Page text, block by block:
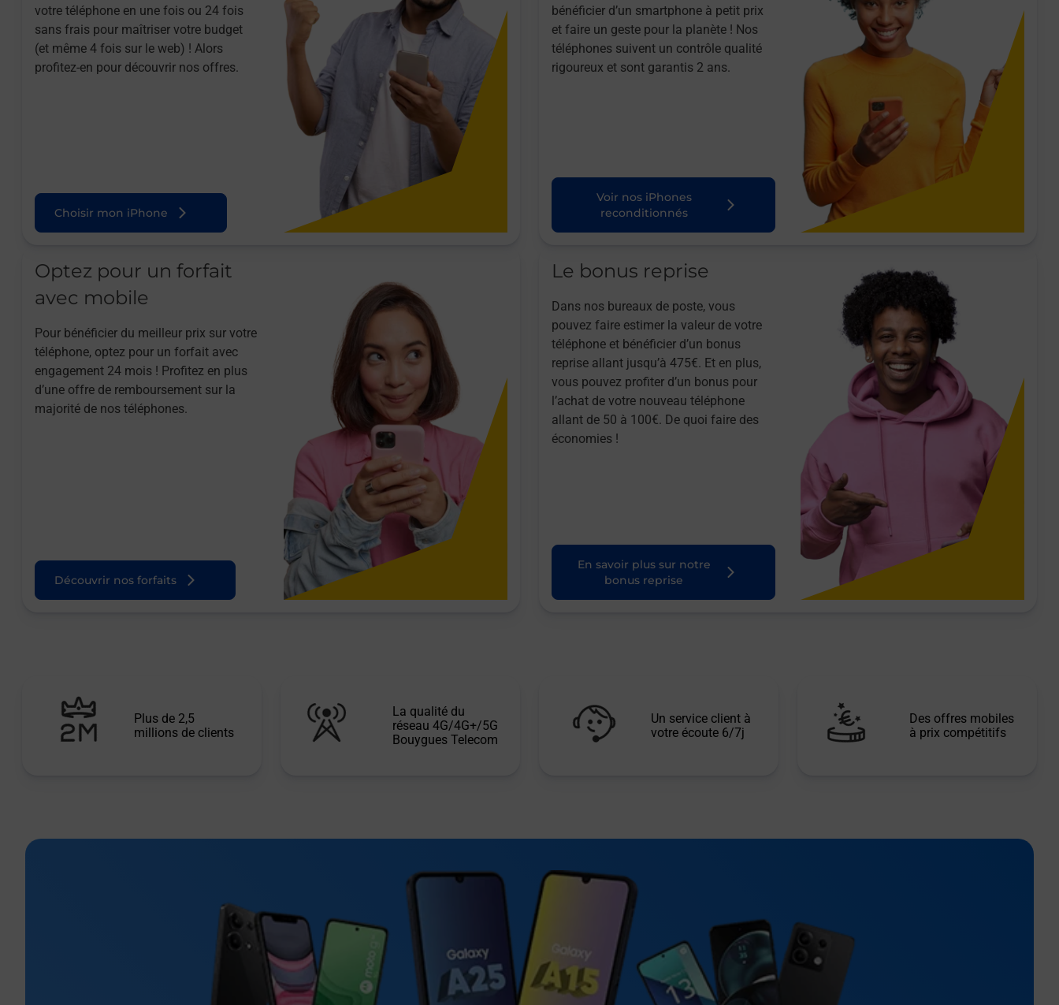
votre téléphone en une fois ou 24 fois
sans frais pour maîtriser votre budget
(et même 4 fois sur le web) ! Alors
profitez-en pour découvrir nos offres.
Choisir mon iPhone
bénéficier d’un smartphone à petit prix
et faire un geste pour la planète ! Nos
téléphones suivent un contrôle qualité
rigoureux et sont garantis 2 ans.
Voir nos iPhones
reconditionnés
Optez pour un forfait
avec mobile
Pour bénéficier du meilleur prix sur votre
téléphone, optez pour un forfait avec
engagement 24 mois ! Profitez en plus
d’une offre de remboursement sur la
majorité de nos téléphones.
Découvrir nos forfaits
Le bonus reprise
Dans nos bureaux de poste, vous
pouvez faire estimer la valeur de votre
téléphone et bénéficier d’un bonus
reprise allant jusqu’à 475€. Et en plus,
vous pouvez profiter d’un bonus pour
l’achat de votre nouveau téléphone
allant de 50 à 100€. De quoi faire des
économies !
En savoir plus sur notre
bonus reprise
Plus de 2,5
millions de clients
La qualité du
réseau 4G/4G+/5G
Bouygues Telecom
Un service client à
votre écoute 6/7j
Des offres mobiles
à prix compétitifs